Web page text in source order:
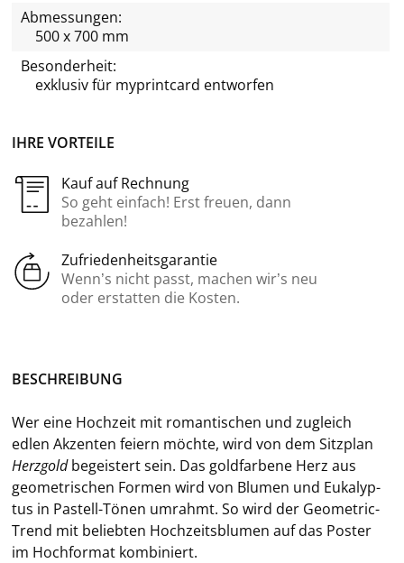
IHRE VORTEILE
Kauf auf Rechnung
So geht einfach! Erst freuen, dann
bezahlen!
Zufriedenheitsgarantie
Wenn’s nicht passt, machen wir’s neu
oder erstatten die Kosten.
Abmessungen:
500 x 700 mm
Besonderheit:
exklusiv für myprintcard entworfen
BE­SCHREI­BUNG
Wer eine Hoch­zeit mit ro­man­ti­schen und zu­gleich
edlen Ak­zen­ten fei­ern möch­te, wird von dem Sitz­plan
Herz­goldbe­geis­tert sein. Das gold­far­be­ne Herz aus
geo­me­tri­schen For­men wird von Blu­men und Eu­ka­lyp­
tus in Pastell-​Tönen um­rahmt. So wird der Geometric-​
Trend mit be­lieb­ten Hoch­zeits­blu­men auf das Pos­ter
im Hoch­for­mat kom­bi­niert.